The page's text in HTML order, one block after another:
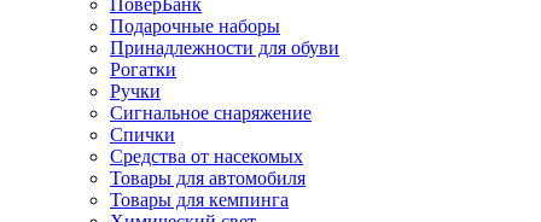
ПоверБанк
Подарочные наборы
Принадлежности для обуви
Рогатки
Ручки
Сигнальное снаряжение
Спички
Средства от насекомых
Товары для автомобиля
Товары для кемпинга